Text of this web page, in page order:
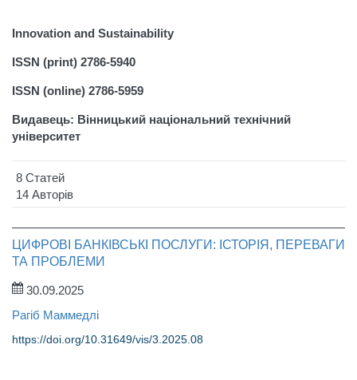
Innovation and Sustainability
ISSN (print) 2786-5940
ISSN (online) 2786-5959
Видавець: Вінницький національний технічний
університет
8 Статей
14 Авторів
ЦИФРОВІ БАНКІВСЬКІ ПОСЛУГИ: ІСТОРІЯ, ПЕРЕВАГИ
ТА ПРОБЛЕМИ
30.09.2025
Рагіб Маммедлі
https://doi.org/10.31649/vis/3.2025.08